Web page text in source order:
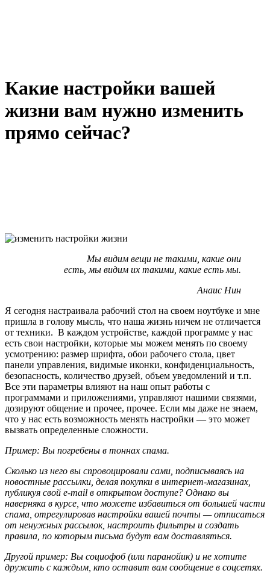
Какие настройки вашей
жизни вам нужно изменить
прямо сейчас?
Мы видим вещи не такими, какие они
есть, мы видим их такими, какие есть мы.
Анаис Нин
Я сегодня настраивала рабочий стол на своем ноутбуке и мне
пришла в голову мысль, что наша жизнь ничем не отличается
от техники. В каждом устройстве, каждой программе у нас
есть свои настройки, которые мы можем менять по своему
усмотрению: размер шрифта, обои рабочего стола, цвет
панели управления, видимые иконки, конфиденциальность,
безопасность, количество друзей, объем уведомлений и т.п.
Все эти параметры влияют на наш опыт работы с
программами и приложениями, управляют нашими связями,
дозируют общение и прочее, прочее. Если мы даже не знаем,
что у нас есть возможность менять настройки — это может
вызвать определенные сложности.
Пример: Вы погребены в тоннах спама.
Сколько из него вы спровоцировали сами, подписываясь на
новостные рассылки, делая покупки в интернет-магазинах,
публикуя свой e-mail в открытом доступе? Однако вы
наверняка в курсе, что можете избавиться от большей части
спама, отрегулировав настройки вашей почты — отписаться
от ненужных рассылок, настроить фильтры и создать
правила, по которым письма будут вам доставляться.
Другой пример: Вы социофоб (или паранойик) и не хотите
дружить с каждым, кто оставит вам сообщение в соцсетях.